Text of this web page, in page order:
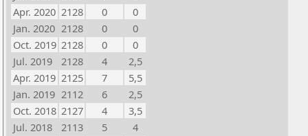
Apr. 2020 2128 0
0
Jan. 2020 2128 0
0
Oct. 2019 2128 0
0
Jul. 2019
2128 4
2,5
Apr. 2019 2125 7
5,5
Jan. 2019 2112 6
2,5
Oct. 2018 2127 4
3,5
Jul. 2018
2113 5
4